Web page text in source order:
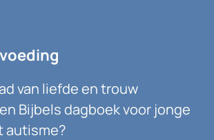
van liefde en trouw
Bijbels dagboek voor jonge
autisme?